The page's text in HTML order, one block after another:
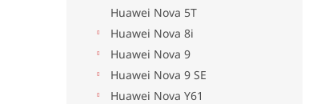
Huawei Nova 5T
Huawei Nova 8i
Huawei Nova 9
Huawei Nova 9 SE
Huawei Nova Y61